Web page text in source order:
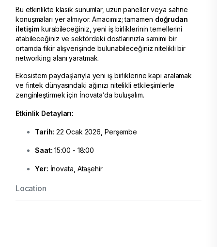
Bu etkinlikte klasik sunumlar, uzun paneller veya sahne
konuşmaları yer almıyor. Amacımız; tamamen doğrudan
iletişim kurabileceğiniz, yeni iş birliklerinin temellerini
atabileceğiniz ve sektördeki dostlarınızla samimi bir
ortamda fikir alışverişinde bulunabileceğiniz nitelikli bir
networking alanı yaratmak.
​Ekosistem paydaşlarıyla yeni iş birliklerine kapı aralamak
ve fintek dünyasındaki ağınızı nitelikli etkileşimlerle
zenginleştirmek için İnovata’da buluşalım.
Etkinlik Detayları:
Tarih: 22 Ocak 2026, Perşembe
Saat: 15:00 - 18:00
Yer: İnovata, Ataşehir
Location